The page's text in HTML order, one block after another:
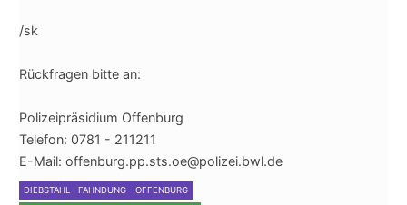
/sk
Rückfragen bitte an:
Polizeipräsidium Offenburg
Telefon: 0781 - 211211
E-Mail: offenburg.pp.sts.oe@polizei.bwl.de
DIEBSTAHL FAHNDUNG OFFENBURG